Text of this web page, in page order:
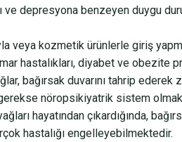
ve depresyona benzeyen duygu
veya kozmetik ürünlerle giriş
hastalıkları, diyabet ve obezite
bağırsak duvarını tahrip ederek
nöropsikiyatrik sistem
hayatından çıkardığında,
hastalığı engelleyebilmektedir.